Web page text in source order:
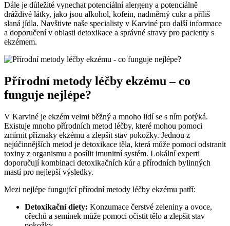
Dále je důležité vynechat potenciální alergeny a potenciálně
dráždivé látky, jako jsou alkohol, kofein, nadměrný cukr a příliš
slaná jídla. Navštivte naše specialisty v Karviné pro další informace
a doporučení v oblasti detoxikace a správné stravy pro pacienty s
ekzémem.
Přírodní metody léčby ekzému – co
funguje nejlépe?
V Karviné je ekzém velmi běžný a mnoho lidí se s ním potýká.
Existuje mnoho přírodních metod léčby, které mohou pomoci
zmírnit příznaky ekzému a zlepšit stav pokožky. Jednou z
nejúčinnějších metod je detoxikace těla, která může pomoci odstranit
toxiny z organismu a posílit imunitní systém. Lokální experti
doporučují kombinaci detoxikačních kúr a přírodních bylinných
mastí pro nejlepší výsledky.
Mezi nejlépe fungující přírodní metody léčby ekzému patří:
Detoxikační diety: Konzumace čerstvé zeleniny a ovoce,
ořechů a semínek může pomoci očistit tělo a zlepšit stav